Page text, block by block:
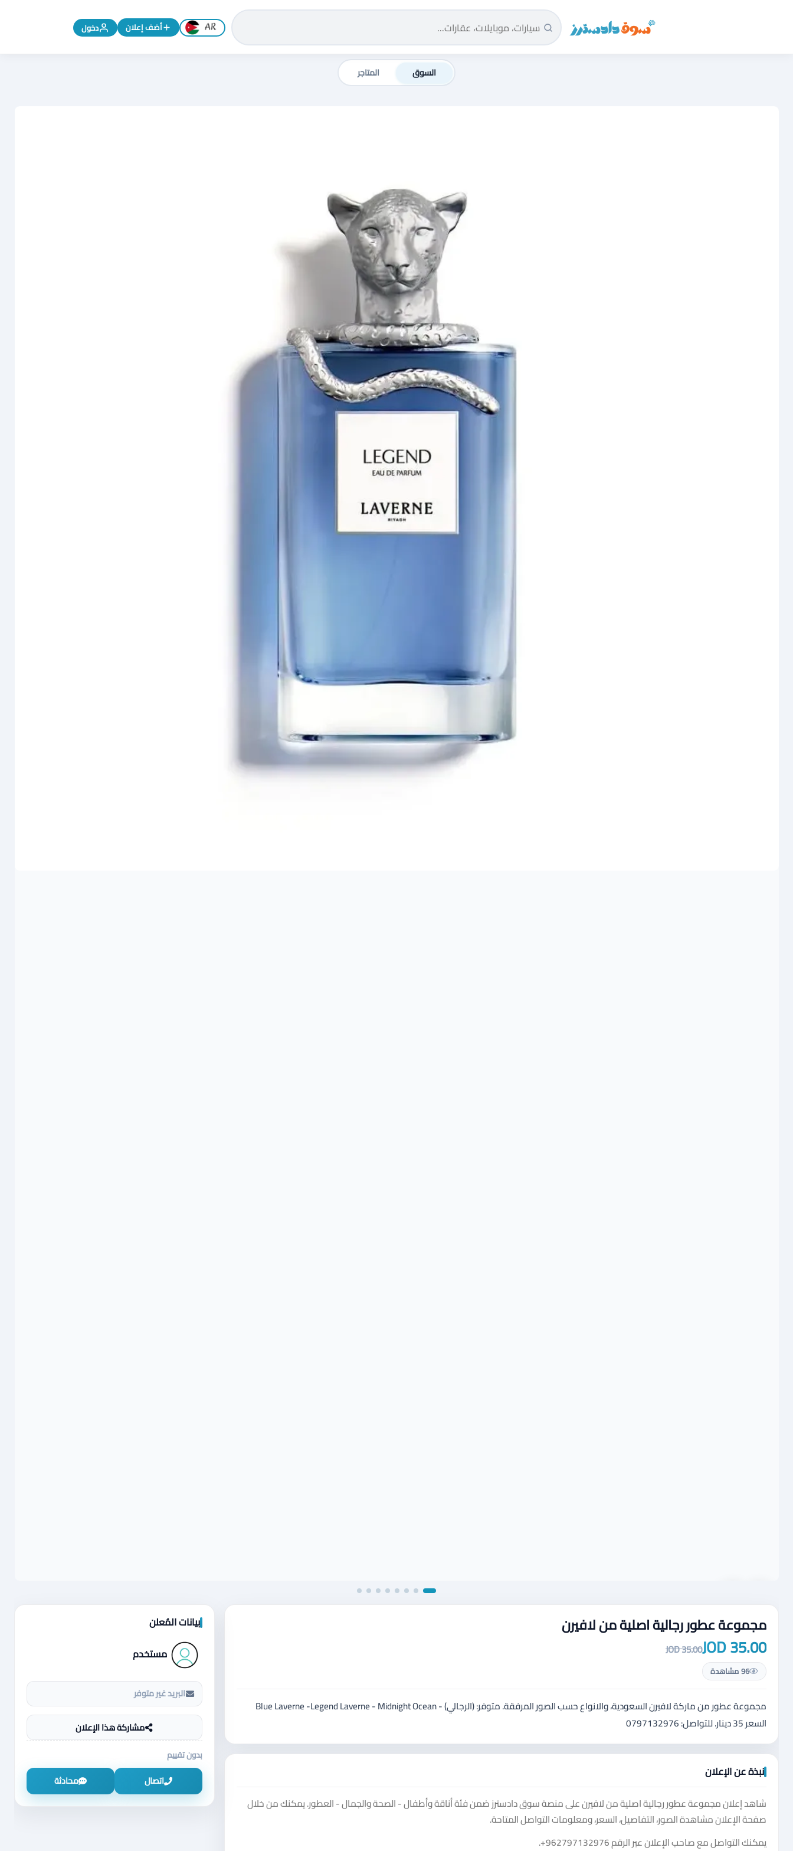
سوق دادسترز الرئيسية تغيير اللغة إلى الإنجليزية
أضف إعلان دخول
السوق المتاجر
مجموعة عطور رجالية اصلية من لافيرن
35.00 JOD
35.00 JOD
96 مشاهدة
مجموعة عطور من ماركة لافيرن السعودية، والانواع حسب الصور المرفقة. متوفر: (الرجالي) - Blue Laverne -Legend Laverne - Midnight Ocean
السعر 35 دينار. للتواصل: 0797132976
نبذة عن الإعلان
شاهد إعلان مجموعة عطور رجالية اصلية من لافيرن على منصة سوق دادسترز ضمن فئة أناقة وأطفال - الصحة والجمال - العطور. يمكنك من خلال
صفحة الإعلان مشاهدة الصور، التفاصيل، السعر، ومعلومات التواصل المتاحة.
يمكنك التواصل مع صاحب الإعلان عبر الرقم+962797132976
.
بيانات المُعلن
مستخدم
البريد غير متوفر
مشاركة هذا الإعلان
بدون تقييم
اتصال
محادثة